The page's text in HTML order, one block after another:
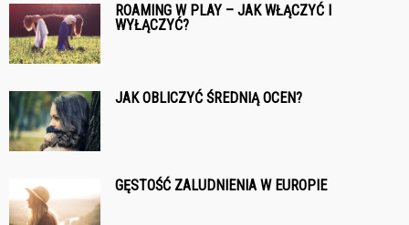
ROAMING W PLAY – JAK WŁĄCZYĆ I
WYŁĄCZYĆ?
JAK OBLICZYĆ ŚREDNIĄ OCEN?
GĘSTOŚĆ ZALUDNIENIA W EUROPIE